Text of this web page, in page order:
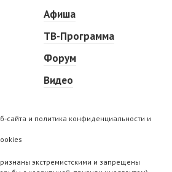
Афиша
ТВ-Программа
Форум
Видео
сайта и политика конфиденциальности и
экстремистскими и запрещены